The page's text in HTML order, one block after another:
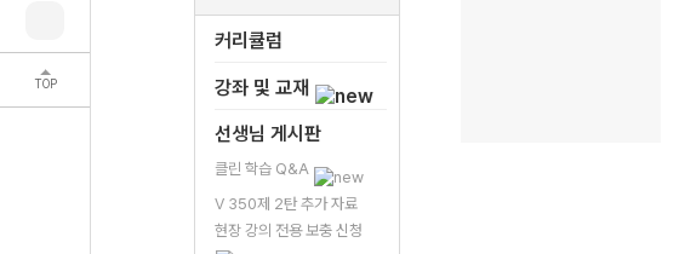
TOP
커리큘럼
강좌 및 교재
선생님 게시판
클린 학습 Q&A
V 350제 2탄 추가 자료
현장 강의 전용 보충 신청